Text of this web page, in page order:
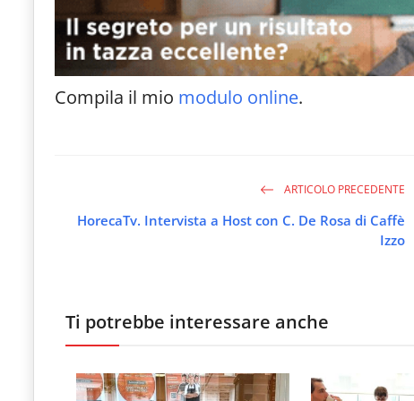
le
novità
del
comparto
Compila il mio modulo online.
ARTICOLO PRECEDENTE
HorecaTv. Intervista a Host con C. De Rosa di Caffè
Izzo
Ti potrebbe interessare anche